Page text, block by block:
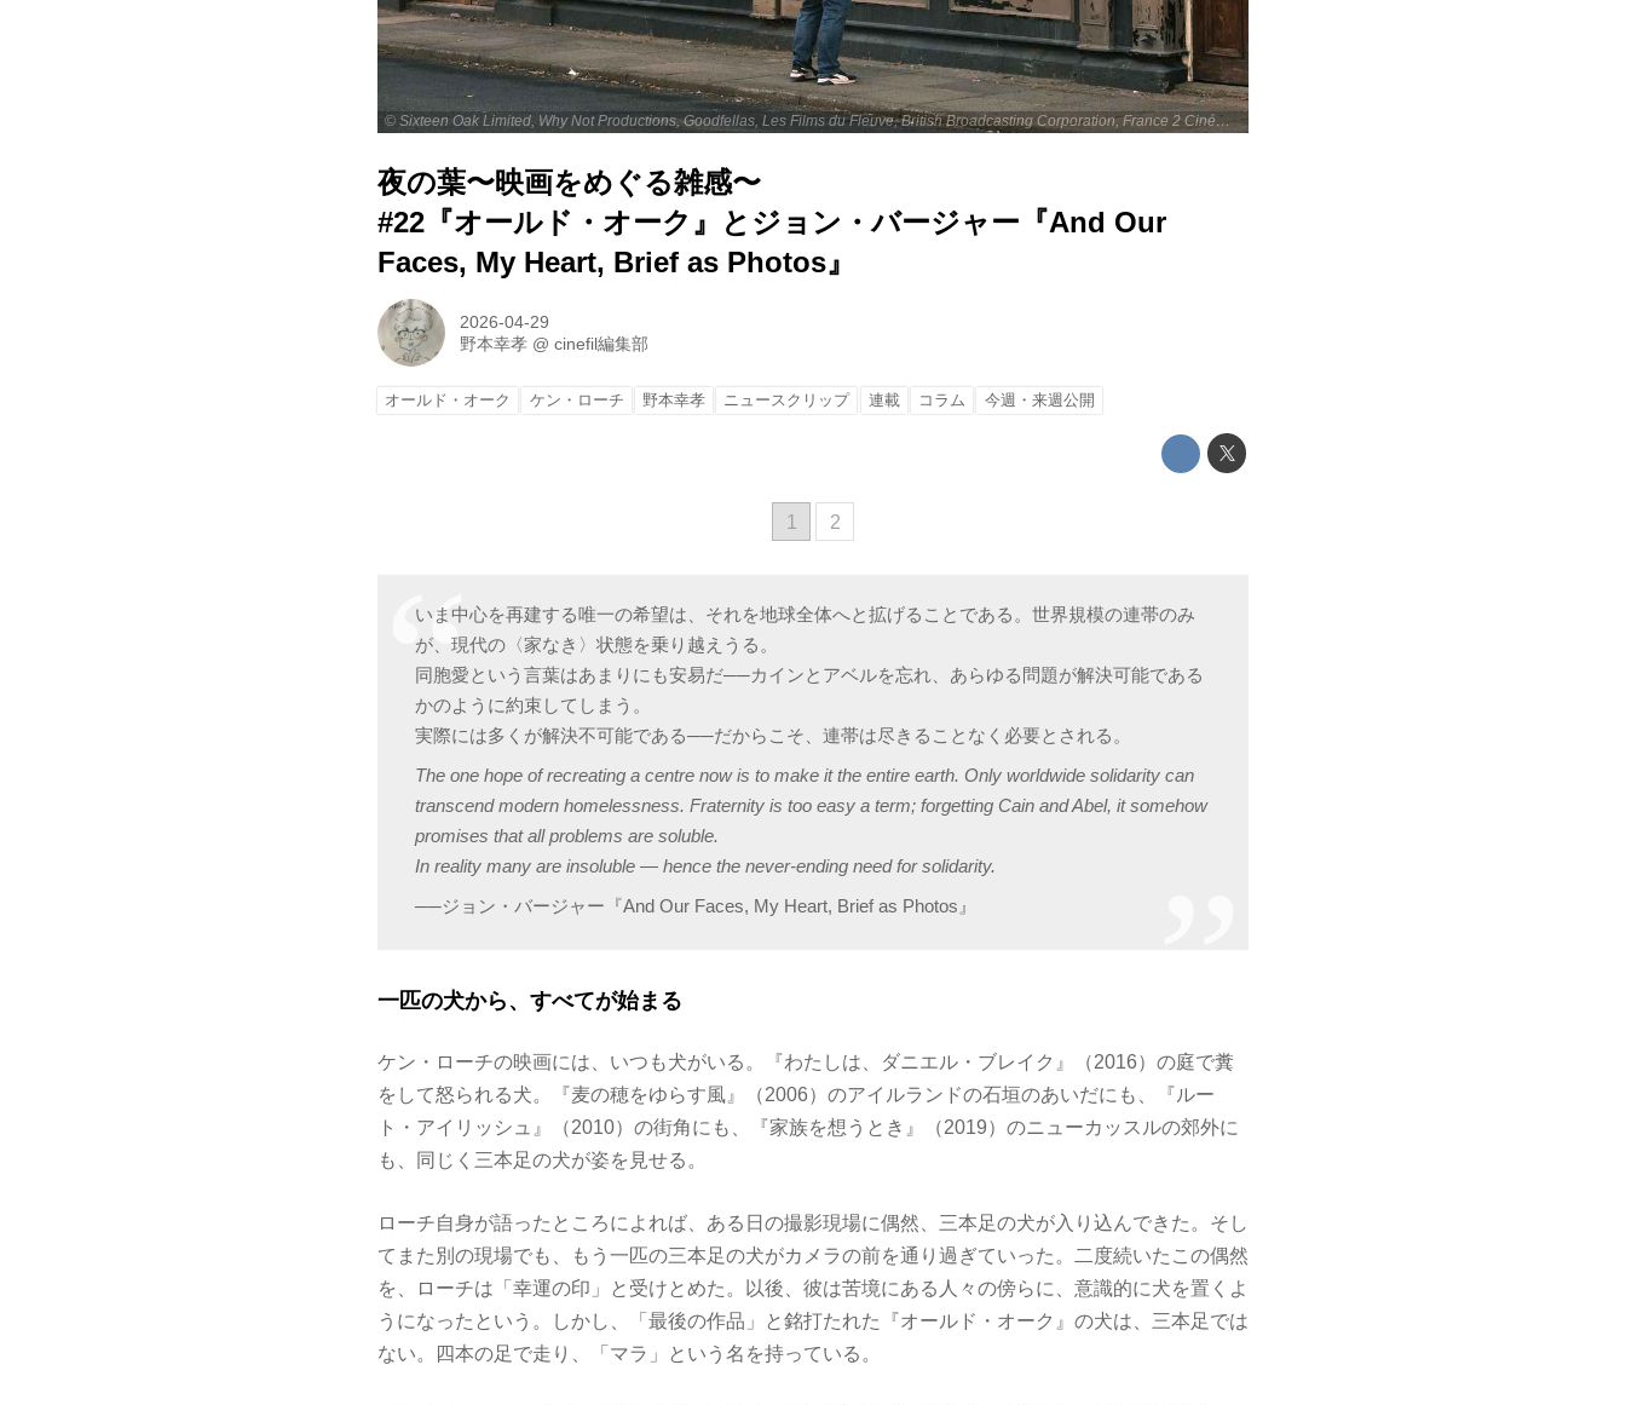
© Sixteen Oak Limited, Why Not Productions, Goodfellas, Les Films du Fleuve, British Broadcasting Corporation, France 2 Cinéma and The British Film Institute 2023
夜の葉〜映画をめぐる雑感〜
#22『オールド・オーク』とジョン・バージャー『And Our
Faces, My Heart, Brief as Photos』
2026-04-29
野本幸孝 @cinefil編集部
オールド・オーク ケン・ローチ 野本幸孝 ニュースクリップ 連載 コラム 今週・来週公開
1 2
いま中心を再建する唯一の希望は、それを地球全体へと拡げることである。世界規模の連帯のみ
が、現代の〈家なき〉状態を乗り越えうる。
同胞愛という言葉はあまりにも安易だ──カインとアベルを忘れ、あらゆる問題が解決可能である
かのように約束してしまう。
実際には多くが解決不可能である──だからこそ、連帯は尽きることなく必要とされる。
The one hope of recreating a centre now is to make it the entire earth. Only worldwide solidarity can
transcend modern homelessness. Fraternity is too easy a term; forgetting Cain and Abel, it somehow
promises that all problems are soluble.
In reality many are insoluble — hence the never-ending need for solidarity.
──ジョン・バージャー『And Our Faces, My Heart, Brief as Photos』
一匹の犬から、すべてが始まる
ケン・ローチの映画には、いつも犬がいる。『わたしは、ダニエル・ブレイク』（2016）の庭で糞
をして怒られる犬。『麦の穂をゆらす風』（2006）のアイルランドの石垣のあいだにも、『ルー
ト・アイリッシュ』（2010）の街角にも、『家族を想うとき』（2019）のニューカッスルの郊外に
も、同じく三本足の犬が姿を見せる。
ローチ自身が語ったところによれば、ある日の撮影現場に偶然、三本足の犬が入り込んできた。そし
てまた別の現場でも、もう一匹の三本足の犬がカメラの前を通り過ぎていった。二度続いたこの偶然
を、ローチは「幸運の印」と受けとめた。以後、彼は苦境にある人々の傍らに、意識的に犬を置くよ
うになったという。しかし、「最後の作品」と銘打たれた『オールド・オーク』の犬は、三本足では
ない。四本の足で走り、「マラ」という名を持っている。